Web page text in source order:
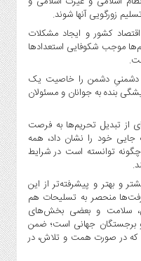
زورگویی آنها شوند.
کشور و ایجاد مشکلات
موجب شکوفایی استعدادها
دشمنیِ دشمن را خاصیت یک
بنده به جوانان و مسئولان
از تبدیل تحریم‌ها به فرصت
خود را نشان داد، همه
توانسته است در شرایط
و بهتر و پیشرفته‌تر از این
منحصر به تسلیحات هم
سلامت و بعضی بخش‌های
برجستگان جهانی است؛ ضمن
در صورت همت و تلاش، در